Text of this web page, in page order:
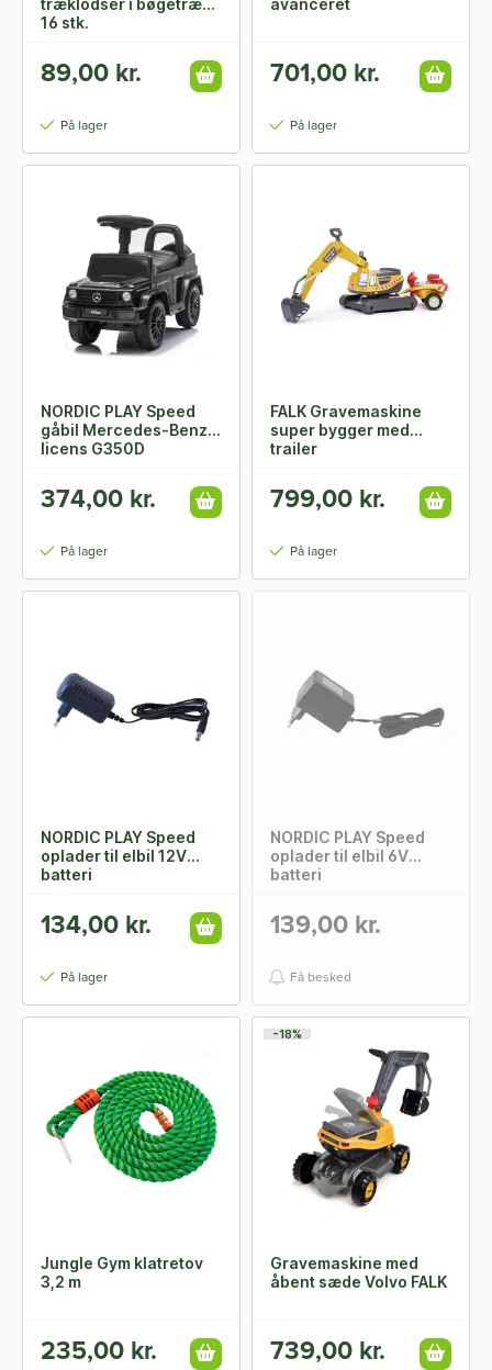
træklodser i bøgetræ
16 stk.
89,00 kr.
På lager
avanceret
701,00 kr.
På lager
NORDIC PLAY Speed
gåbil Mercedes-Benz
licens G350D
374,00 kr.
På lager
FALK Gravemaskine
super bygger med
trailer
799,00 kr.
På lager
NORDIC PLAY Speed
oplader til elbil 12V
batteri
134,00 kr.
På lager
NORDIC PLAY Speed
oplader til elbil 6V
batteri
139,00 kr.
Få besked
Jungle Gym klatretov
3,2 m
235,00 kr.
-18%
Gravemaskine med
åbent sæde Volvo FALK
739,00 kr.